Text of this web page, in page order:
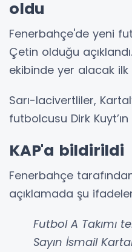
oldu
Fenerbahçe'de yeni
Çetin olduğu
ekibinde yer alacak
Sarı-lacivertliler,
futbolcusu Dirk
KAP'a bildirildi
Fenerbahçe
açıklamada şu
Futbol A Takımı
Sayın İsmail